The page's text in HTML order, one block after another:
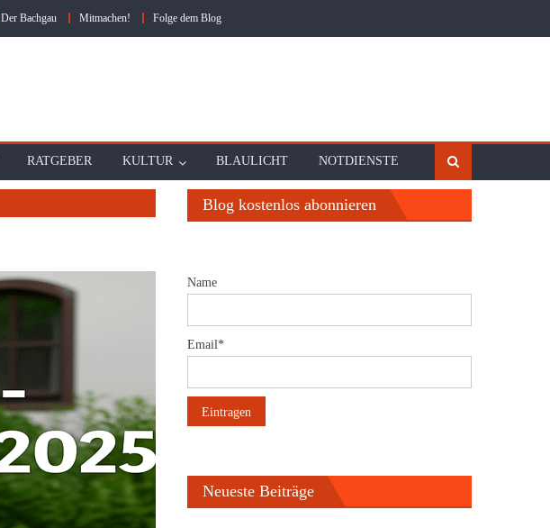
Der Bachgau Mitmachen! Folge dem Blog
RATGEBER KULTUR BLAULICHT NOTDIENSTE
Blog kostenlos abonnieren
Name
Email*
Neueste Beiträge